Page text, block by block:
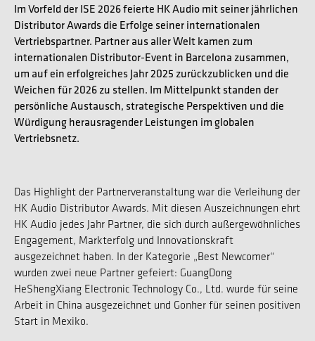
Im Vorfeld der ISE 2026 feierte HK Audio mit seiner jährlichen
Distributor Awards die Erfolge seiner internationalen
Vertriebspartner. Partner aus aller Welt kamen zum
internationalen Distributor-Event in Barcelona zusammen,
um auf ein erfolgreiches Jahr 2025 zurückzublicken und die
Weichen für 2026 zu stellen. Im Mittelpunkt standen der
persönliche Austausch, strategische Perspektiven und die
Würdigung herausragender Leistungen im globalen
Vertriebsnetz.
Das Highlight der Partnerveranstaltung war die Verleihung der
HK Audio Distributor Awards. Mit diesen Auszeichnungen ehrt
HK Audio jedes Jahr Partner, die sich durch außergewöhnliches
Engagement, Markterfolg und Innovationskraft
ausgezeichnet haben. In der Kategorie „Best Newcomer“
wurden zwei neue Partner gefeiert: GuangDong
HeShengXiang Electronic Technology Co., Ltd. wurde für seine
Arbeit in China ausgezeichnet und Gonher für seinen positiven
Start in Mexiko.